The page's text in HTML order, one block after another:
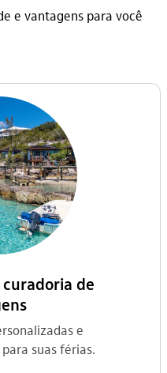
e vantagens para você
curadoria de
e
suas férias.